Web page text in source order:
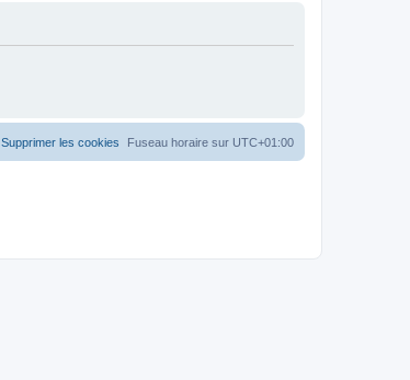
Fuseau horaire sur UTC+01:00
Supprimer les cookies